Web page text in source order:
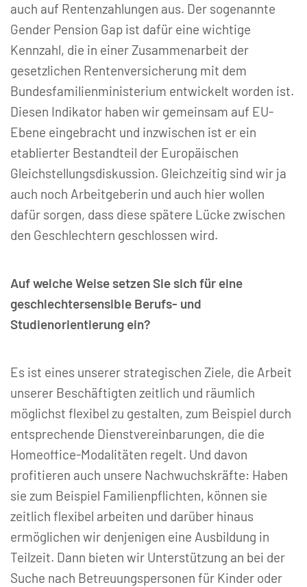
auch auf Rentenzahlungen aus. Der sogenannte
Gender Pension Gap ist dafür eine wichtige
Kennzahl, die in einer Zusammenarbeit der
gesetzlichen Rentenversicherung mit dem
Bundesfamilienministerium entwickelt worden ist.
Diesen Indikator haben wir gemeinsam auf EU-
Ebene eingebracht und inzwischen ist er ein
etablierter Bestandteil der Europäischen
Gleichstellungsdiskussion. Gleichzeitig sind wir ja
auch noch Arbeitgeberin und auch hier wollen
dafür sorgen, dass diese spätere Lücke zwischen
den Geschlechtern geschlossen wird.
Auf welche Weise setzen Sie sich für eine
geschlechtersensible Berufs- und
Studienorientierung ein?
Es ist eines unserer strategischen Ziele, die Arbeit
unserer Beschäftigten zeitlich und räumlich
möglichst flexibel zu gestalten, zum Beispiel durch
entsprechende Dienstvereinbarungen, die die
Homeoffice-Modalitäten regelt. Und davon
profitieren auch unsere Nachwuchskräfte: Haben
sie zum Beispiel Familienpflichten, können sie
zeitlich flexibel arbeiten und darüber hinaus
ermöglichen wir denjenigen eine Ausbildung in
Teilzeit. Dann bieten wir Unterstützung an bei der
Suche nach Betreuungspersonen für Kinder oder